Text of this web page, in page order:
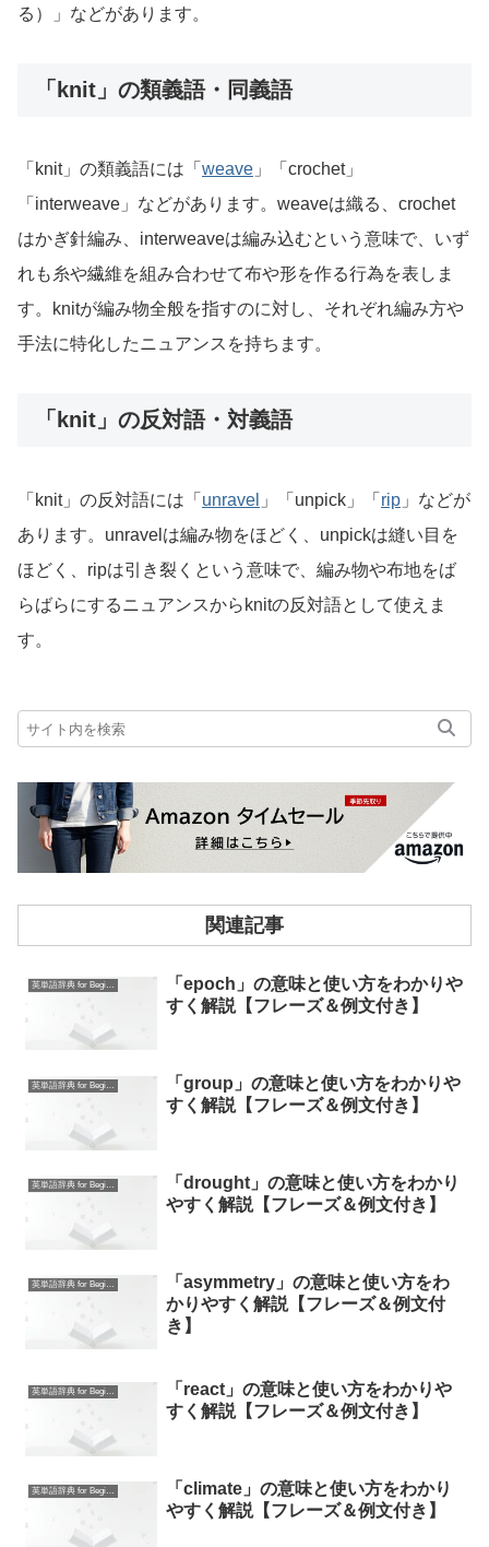
る）」などがあります。
「knit」の類義語・同義語
「knit」の類義語には「 weave 」「crochet」
「interweave」などがあります。weaveは織る、crochet
はかぎ針編み、interweaveは編み込むという意味で、いず
れも糸や繊維を組み合わせて布や形を作る行為を表しま
す。knitが編み物全般を指すのに対し、それぞれ編み方や
手法に特化したニュアンスを持ちます。
「knit」の反対語・対義語
「knit」の反対語には「 unravel 」「unpick」「 rip 」などが
あります。unravelは編み物をほどく、unpickは縫い目を
ほどく、ripは引き裂くという意味で、編み物や布地をば
らばらにするニュアンスからknitの反対語として使えま
す。
関連記事
英単語辞典 for Beginners
「epoch」の意味と使い方をわかりや
すく解説【フレーズ＆例文付き】
英単語辞典 for Beginners
「group」の意味と使い方をわかりや
すく解説【フレーズ＆例文付き】
英単語辞典 for Beginners
「drought」の意味と使い方をわかり
やすく解説【フレーズ＆例文付き】
英単語辞典 for Beginners
「asymmetry」の意味と使い方をわ
かりやすく解説【フレーズ＆例文付
き】
英単語辞典 for Beginners
「react」の意味と使い方をわかりや
すく解説【フレーズ＆例文付き】
英単語辞典 for Beginners
「climate」の意味と使い方をわかり
やすく解説【フレーズ＆例文付き】